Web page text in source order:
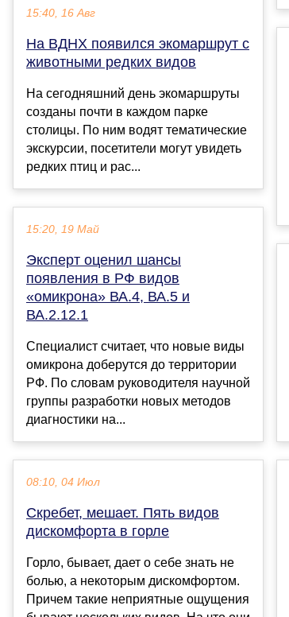
15:40, 16 Авг
На ВДНХ появился экомаршрут с
животными редких видов
На сегодняшний день экомаршруты
созданы почти в каждом парке
столицы. По ним водят тематические
экскурсии, посетители могут увидеть
редких птиц и рас...
15:20, 19 Май
Эксперт оценил шансы
появления в РФ видов
«омикрона» ВА.4, ВА.5 и
ВА.2.12.1
Специалист считает, что новые виды
омикрона доберутся до территории
РФ. По словам руководителя научной
группы разработки новых методов
диагностики на...
08:10, 04 Июл
Скребет, мешает. Пять видов
дискомфорта в горле
Горло, бывает, дает о себе знать не
болью, а некоторым дискомфортом.
Причем такие неприятные ощущения